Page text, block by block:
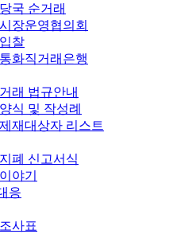
국 순거래
장운영협의회
찰
화직거래은행
래 법규안내
식 및 작성례
재대상자 리스트
폐 신고서식
야기
응
사표